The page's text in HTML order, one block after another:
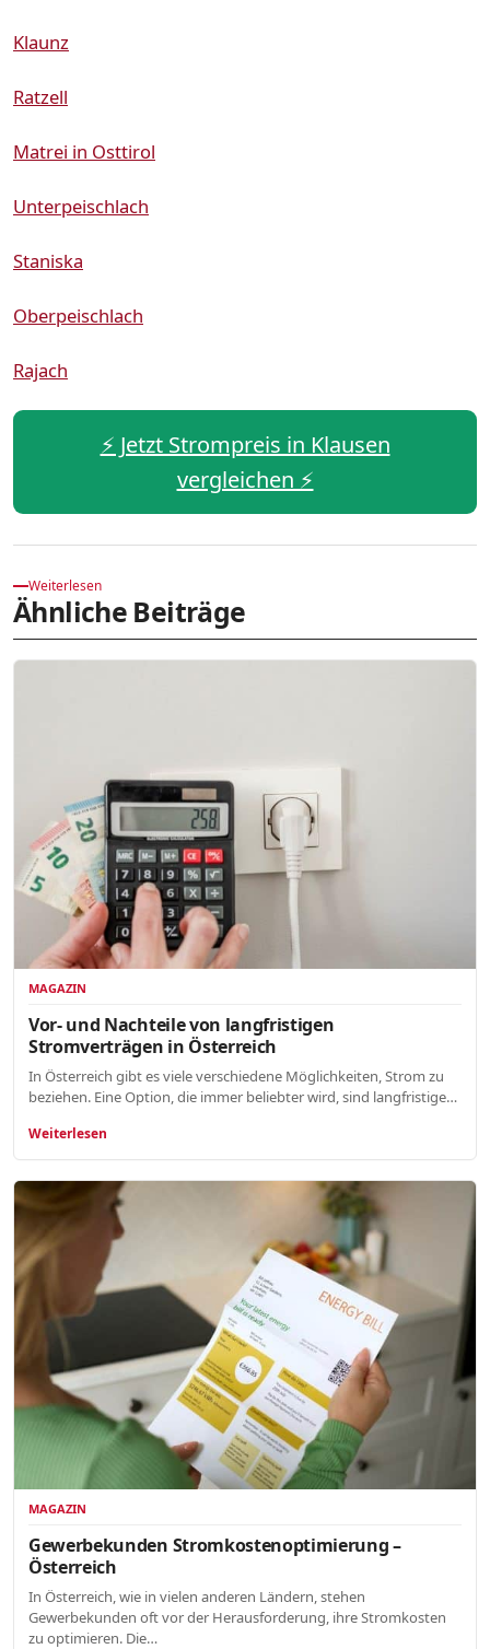
Klaunz
Ratzell
Matrei in Osttirol
Unterpeischlach
Staniska
Oberpeischlach
Rajach
⚡️ Jetzt Strompreis in Klausen
vergleichen ⚡️
Weiterlesen
Ähnliche Beiträge
MAGAZIN
Vor- und Nachteile von langfristigen
Stromverträgen in Österreich
In Österreich gibt es viele verschiedene Möglichkeiten, Strom zu
beziehen. Eine Option, die immer beliebter wird, sind langfristige…
Weiterlesen
MAGAZIN
Gewerbekunden Stromkostenoptimierung –
Österreich
In Österreich, wie in vielen anderen Ländern, stehen
Gewerbekunden oft vor der Herausforderung, ihre Stromkosten
zu optimieren. Die…